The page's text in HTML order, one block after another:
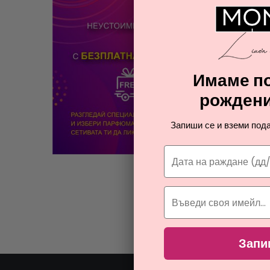
Имаме
Запиши се и вземи